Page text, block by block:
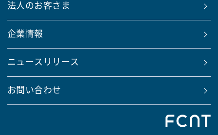
法人のお客さま
企業情報
ニュースリリース
お問い合わせ